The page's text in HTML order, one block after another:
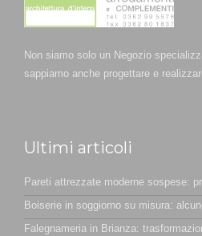
Non siamo solo un Negozio
sappiamo anche progettare e
Ultimi articoli
Pareti attrezzate moderne sospese:
Boiserie in soggiorno su misura:
Falegnameria in Brianza: